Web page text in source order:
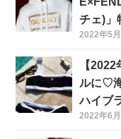
チェ)」
2022年5
【
ルに♡
ハイブ
2022年6